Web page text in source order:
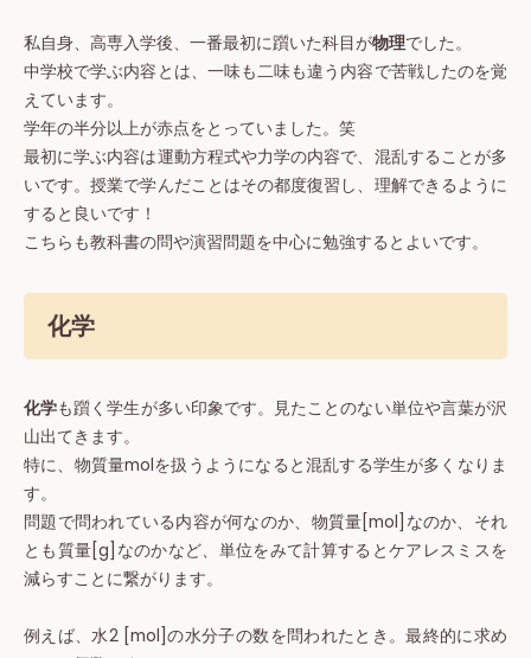
私自身、高専入学後、一番最初に躓いた科目が物理でした。
中学校で学ぶ内容とは、一味も二味も違う内容で苦戦したのを覚
えています。
学年の半分以上が赤点をとっていました。笑
最初に学ぶ内容は運動方程式や力学の内容で、混乱することが多
いです。授業で学んだことはその都度復習し、理解できるように
すると良いです！
こちらも教科書の問や演習問題を中心に勉強するとよいです。
化学
化学も躓く学生が多い印象です。見たことのない単位や言葉が沢
山出てきます。
特に、物質量molを扱うようになると混乱する学生が多くなりま
す。
問題で問われている内容が何なのか、物質量[mol]なのか、それ
とも質量[g]なのかなど、単位をみて計算するとケアレスミスを
減らすことに繋がります。
例えば、水2 [mol]の水分子の数を問われたとき。最終的に求め